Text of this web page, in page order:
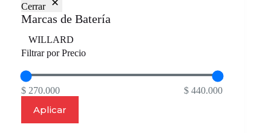
Cerrar
Marcas de Batería
Marca
WILLARD
Filtrar por Precio
$ 270.000 $ 440.000
Aplicar